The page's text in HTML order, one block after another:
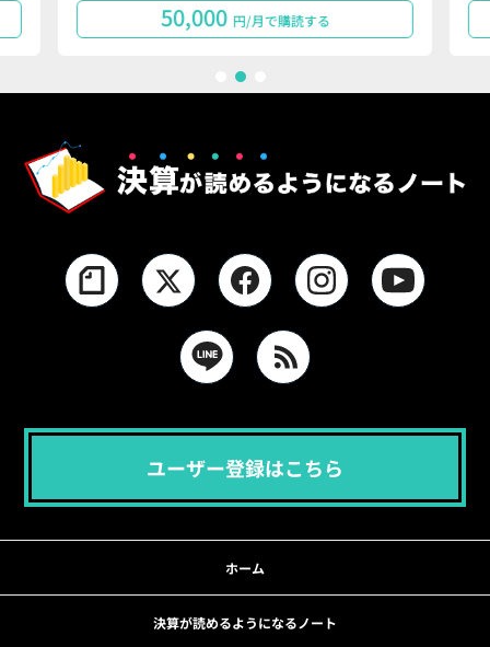
50,000 円/月で購読する
ユーザー登録はこちら
ホーム
決算が読めるようになるノート